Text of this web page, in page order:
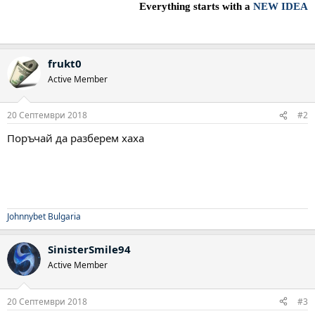
Everything starts with a NEW IDEA
frukt0
Active Member
20 Септември 2018 #2
Поръчай да разберем хаха
Johnnybet Bulgaria
SinisterSmile94
Active Member
20 Септември 2018 #3